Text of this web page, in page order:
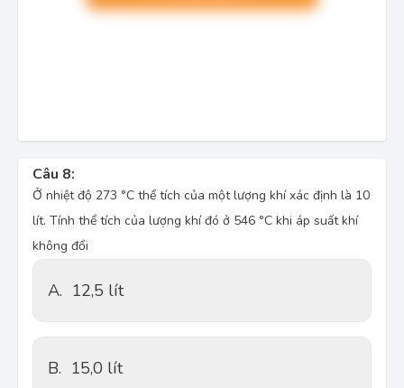
Câu 8:
Ở nhiệt độ 273 °C thể tích của một lượng khí xác định là 10
lít. Tính thể tích của lượng khí đó ở 546 °C khi áp suất khí
không đổi
A. 12,5 lít
B. 15,0 lít